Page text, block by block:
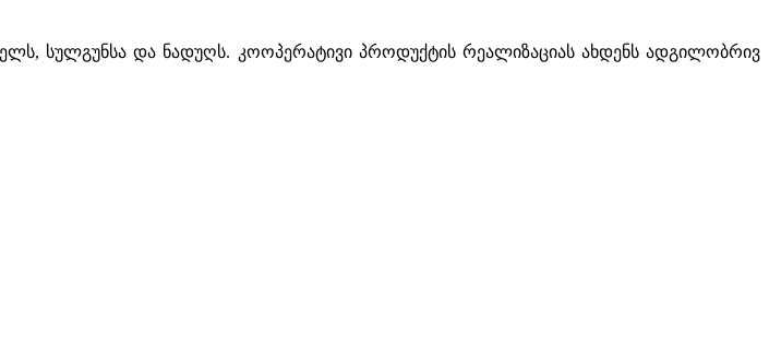
სულგუნსა და ნადუღს. კოოპერატივი პროდუქტის რეალიზაციას ახდენს ადგილობრივ